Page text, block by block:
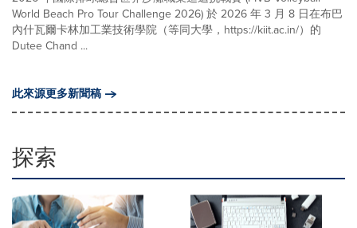
World Beach Pro Tour Challenge 2026) 於 2026 年 3 月 8 日在布巴
內什瓦爾卡林加工業技術學院（等同大學，https://kiit.ac.in/）的
Dutee Chand ...
此來源更多新聞稿
探索